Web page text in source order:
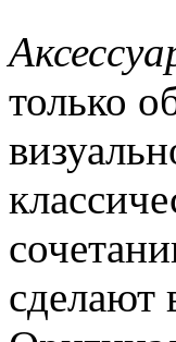
только
сделают